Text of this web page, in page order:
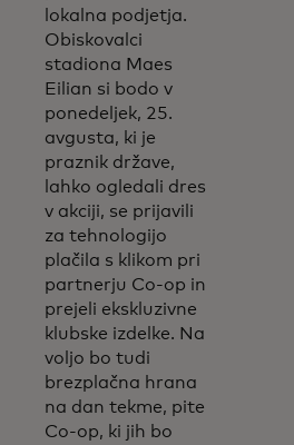
lokalna podjetja.
Obiskovalci
stadiona Maes
Eilian si bodo v
ponedeljek, 25.
avgusta, ki je
praznik države,
lahko ogledali dres
v akciji, se prijavili
za tehnologijo
plačila s klikom pri
partnerju Co-op in
prejeli ekskluzivne
klubske izdelke. Na
voljo bo tudi
brezplačna hrana
na dan tekme, pite
Co-op, ki jih bo